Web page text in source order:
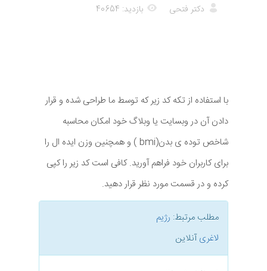
دکتر فتحی بازدید: 40654
با استفاده از تکه کد زیر که توسط ما طراحی شده و قرار
دادن آن در وبسایت یا وبلاگ خود امکان محاسبه
شاخص توده ی بدن(bmi ) و همچنین وزن ایده ال را
برای کاربران خود فراهم آورید. کافی است کد زیر را کپی
کرده و در قسمت مورد نظر قرار دهید.
مطلب مرتبط: رژیم
لاغریآنلاین